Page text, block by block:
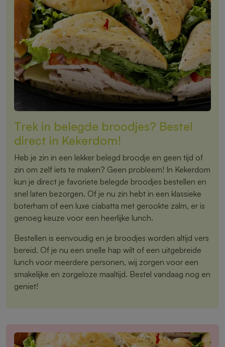
Trek in belegde broodjes? Bestel
direct in Kekerdom!
Heb je zin in een lekker belegd broodje en geen tijd of
zin om zelf iets te maken? Geen probleem! In Kekerdom
kun je direct je favoriete belegde broodjes bestellen en
snel laten bezorgen. Of je nu zin hebt in een klassieke
boterham of een luxe ciabatta met gerookte zalm, er is
genoeg keuze voor een heerlijke lunch.
Bestellen is eenvoudig en je broodjes worden altijd vers
bereid. Of je nu een snelle hap wilt of een uitgebreide
lunch voor meerdere personen, wij zorgen voor een
smakelijke en zorgeloze maaltijd. Bestel vandaag nog en
geniet!